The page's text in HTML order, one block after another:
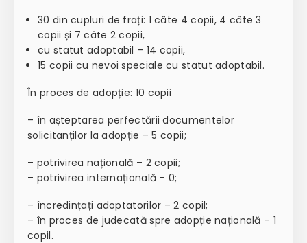
30 din cupluri de frați: 1 câte 4 copii, 4 câte 3
copii și 7 câte 2 copii,
cu statut adoptabil – 14 copii,
15 copii cu nevoi speciale cu statut adoptabil.
În proces de adopție: 10 copii
– în așteptarea perfectării documentelor
solicitanților la adopție – 5 copii;
– potrivirea națională – 2 copii;
– potrivirea internațională – 0;
– încredințați adoptatorilor – 2 copil;
– în proces de judecată spre adopție națională – 1
copil.